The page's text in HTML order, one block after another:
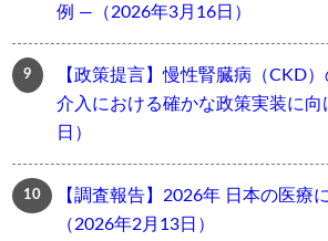
例 ―（2026年3月16日）
【政策提言】慢性腎臓病（CKD
介入における確かな政策実装に向
日）
【調査報告】2026年 日本の医療
（2026年2月13日）